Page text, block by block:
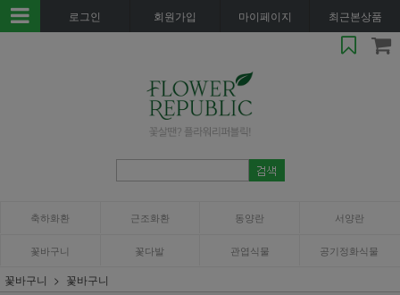
로그인 회원가입 마이페이지 최근본상품
축하화환 근조화환 동양란 서양란
꽃바구니 꽃다발 관엽식물 공기정화식물
꽃바구니 꽃바구니